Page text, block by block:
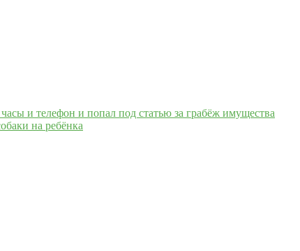
и телефон и попал под статью за грабёж имущества
на ребёнка